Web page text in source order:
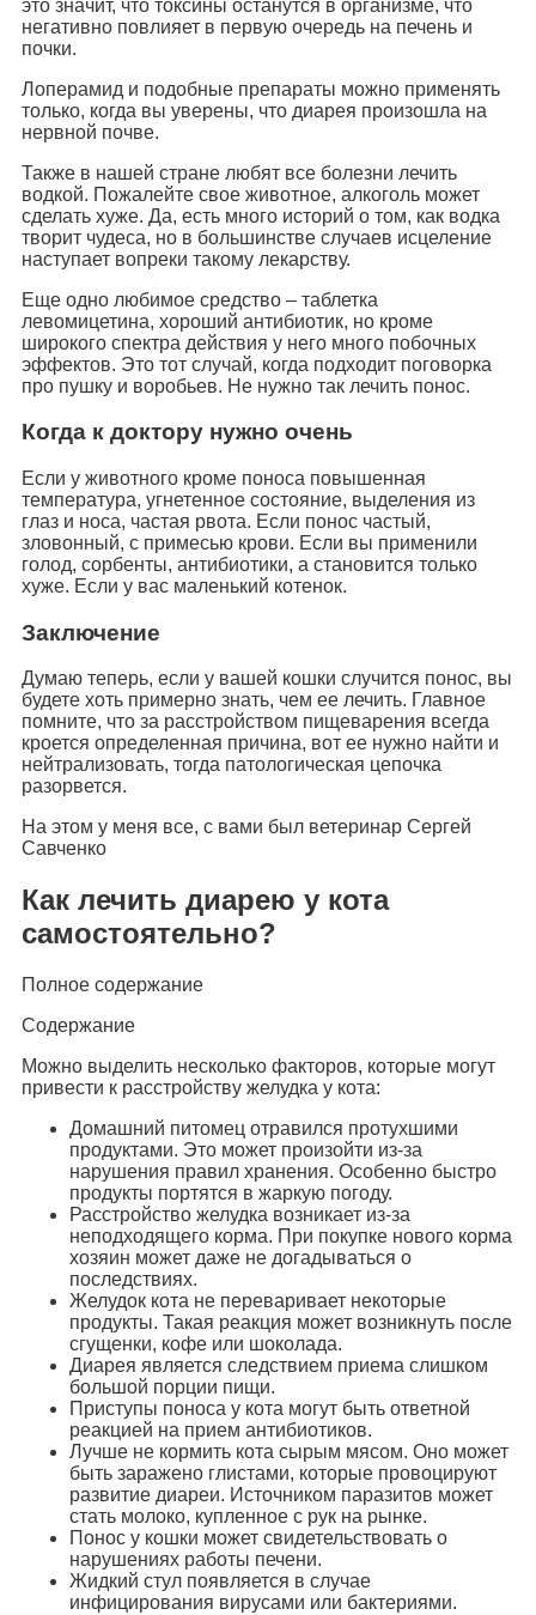
это значит, что токсины останутся в организме, что
негативно повлияет в первую очередь на печень и
почки.
Лоперамид и подобные препараты можно применять
только, когда вы уверены, что диарея произошла на
нервной почве.
Также в нашей стране любят все болезни лечить
водкой. Пожалейте свое животное, алкоголь может
сделать хуже. Да, есть много историй о том, как водка
творит чудеса, но в большинстве случаев исцеление
наступает вопреки такому лекарству.
Еще одно любимое средство – таблетка
левомицетина, хороший антибиотик, но кроме
широкого спектра действия у него много побочных
эффектов. Это тот случай, когда подходит поговорка
про пушку и воробьев. Не нужно так лечить понос.
Когда к доктору нужно очень
Если у животного кроме поноса повышенная
температура, угнетенное состояние, выделения из
глаз и носа, частая рвота. Если понос частый,
зловонный, с примесью крови. Если вы применили
голод, сорбенты, антибиотики, а становится только
хуже. Если у вас маленький котенок.
Заключение
Думаю теперь, если у вашей кошки случится понос, вы
будете хоть примерно знать, чем ее лечить. Главное
помните, что за расстройством пищеварения всегда
кроется определенная причина, вот ее нужно найти и
нейтрализовать, тогда патологическая цепочка
разорвется.
На этом у меня все, с вами был ветеринар Сергей
Савченко
Как лечить диарею у кота
самостоятельно?
Полное содержание
Содержание
Можно выделить несколько факторов, которые могут
привести к расстройству желудка у кота:
Домашний питомец отравился протухшими
продуктами. Это может произойти из-за
нарушения правил хранения. Особенно быстро
продукты портятся в жаркую погоду.
Расстройство желудка возникает из-за
неподходящего корма. При покупке нового корма
хозяин может даже не догадываться о
последствиях.
Желудок кота не переваривает некоторые
продукты. Такая реакция может возникнуть после
сгущенки, кофе или шоколада.
Диарея является следствием приема слишком
большой порции пищи.
Приступы поноса у кота могут быть ответной
реакцией на прием антибиотиков.
Лучше не кормить кота сырым мясом. Оно может
быть заражено глистами, которые провоцируют
развитие диареи. Источником паразитов может
стать молоко, купленное с рук на рынке.
Понос у кошки может свидетельствовать о
нарушениях работы печени.
Жидкий стул появляется в случае
инфицирования вирусами или бактериями.